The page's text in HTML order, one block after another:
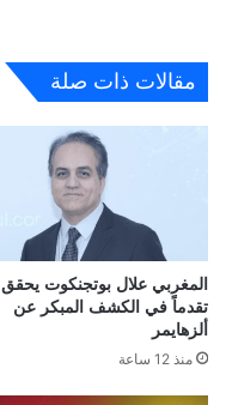
مقالات ذات صلة
المغربي علال بوتجنكوت يحقق
تقدماً في الكشف المبكر عن
ألزهايمر
منذ 12 ساعة